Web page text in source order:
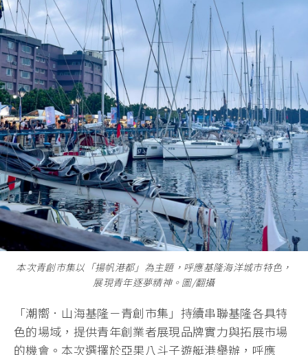
本次青創市集以「揚帆港都」為主題，呼應基隆海洋城市特色，
展現青年逐夢精神。圖/翻攝
「潮嚮．山海基隆－青創市集」持續串聯基隆各具特
色的場域，提供青年創業者展現品牌實力與拓展市場
的機會。本次選擇於亞果八斗子遊艇港舉辦，呼應